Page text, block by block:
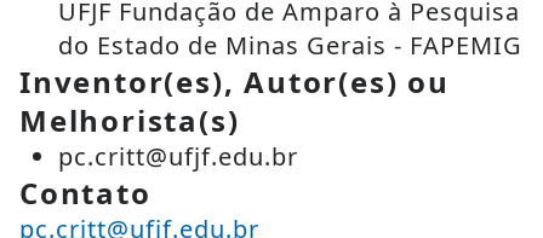
UFJF Fundação de Amparo à Pesquisa
do Estado de Minas Gerais - FAPEMIG
Inventor(es), Autor(es) ou
Melhorista(s)
pc.critt@ufjf.edu.br
Contato
pc.critt@ufjf.edu.br